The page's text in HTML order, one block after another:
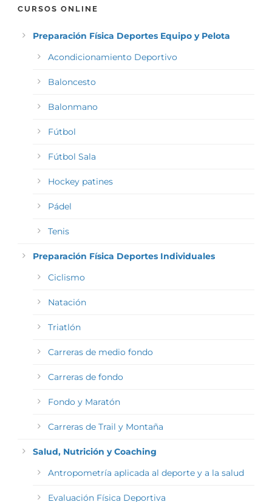
CURSOS ONLINE
Preparación Física Deportes Equipo y Pelota
Acondicionamiento Deportivo
Baloncesto
Balonmano
Fútbol
Fútbol Sala
Hockey patines
Pádel
Tenis
Preparación Física Deportes Individuales
Ciclismo
Natación
Triatlón
Carreras de medio fondo
Carreras de fondo
Fondo y Maratón
Carreras de Trail y Montaña
Salud, Nutrición y Coaching
Antropometría aplicada al deporte y a la salud
Evaluación Física Deportiva